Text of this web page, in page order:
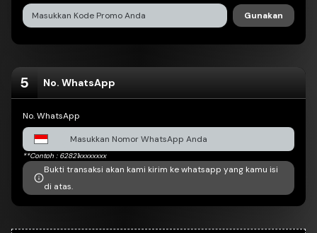
Gunakan
5 No. WhatsApp
No. WhatsApp
**Contoh : 62821xxxxxxxx
Bukti transaksi akan kami kirim ke whatsapp yang kamu isi
di atas.